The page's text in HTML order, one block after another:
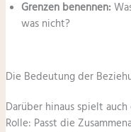
Grenzen benennen:
was nicht?
Die Bedeutung der
Darüber hinaus spielt
Rolle: Passt die